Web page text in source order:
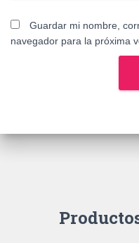
Guardar mi nombre,
navegador para la próxima